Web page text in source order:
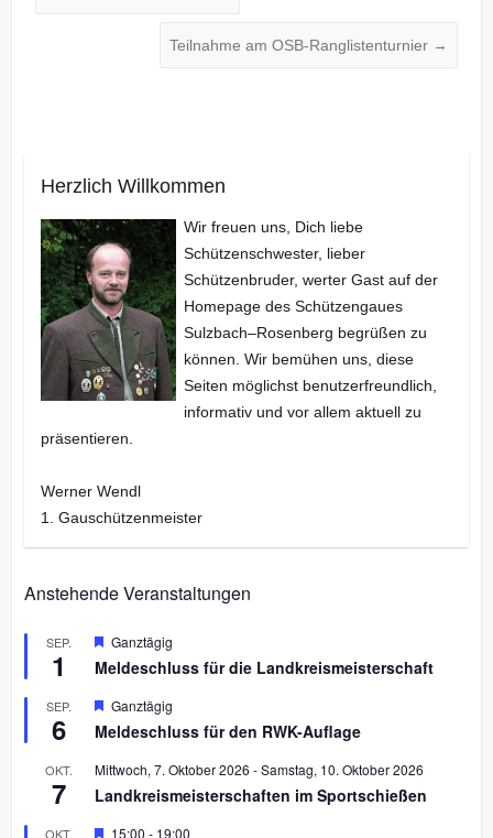
Teilnahme am OSB-Ranglistenturnier →
Herzlich Willkommen
Wir freuen uns, Dich liebe
Schützenschwester, lieber
Schützenbruder, werter Gast auf der
Homepage des Schützengaues
Sulzbach–Rosenberg begrüßen zu
können. Wir bemühen uns, diese
Seiten möglichst benutzerfreundlich,
informativ und vor allem aktuell zu
präsentieren.
Werner Wendl
1. Gauschützenmeister
Anstehende Veranstaltungen
SEP.
1
H
r
o
r
e
h
o
e
Ganztägig
Meldeschluss für die Landkreismeisterschaft
SEP.
6
H
r
o
r
e
Ganztägig
Meldeschluss für den RWK-Auflage
OKT.
7
Mittwoch, 7. Oktober 2026 -Samstag, 10. Oktober 2026
Landkreismeisterschaften im Sportschießen
OKT. H
15:00 - 19:00